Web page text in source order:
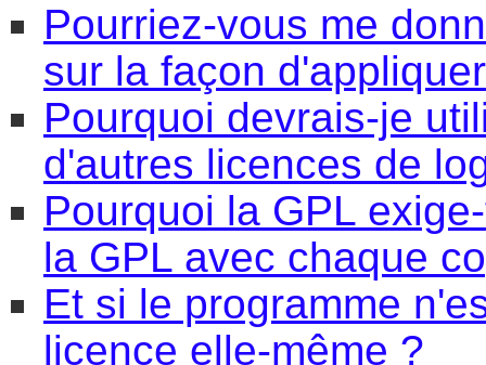
Pourriez-vous me
sur la façon
Pourquoi devrais-je
d'autres licences de
Pourquoi la GPL
la GPL avec chaque
Et si le programme
licence elle-même ?